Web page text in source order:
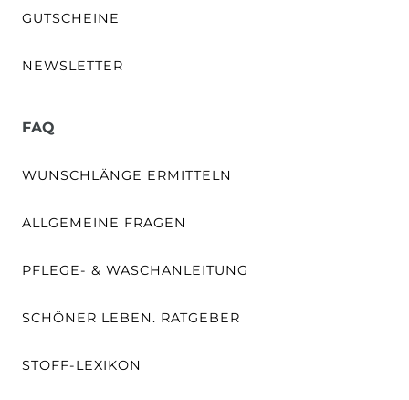
GUTSCHEINE
NEWSLETTER
FAQ
WUNSCHLÄNGE ERMITTELN
ALLGEMEINE FRAGEN
PFLEGE- & WASCHANLEITUNG
SCHÖNER LEBEN. RATGEBER
STOFF-LEXIKON